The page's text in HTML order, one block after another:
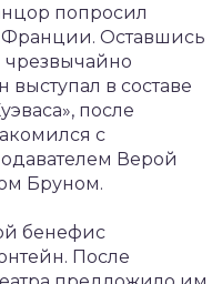
попросил
Франции. Оставшись
чрезвычайно
в составе
после
с
Верой
Бруном.
бенефис
После